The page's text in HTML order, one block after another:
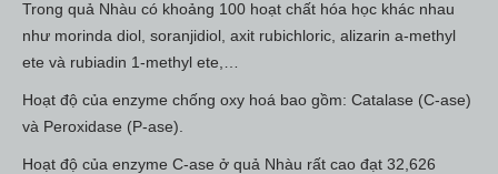
Trong quả Nhàu có khoảng 100 hoạt chất hóa học khác nhau
như morinda diol, soranjidiol, axit rubichloric, alizarin a-methyl
ete và rubiadin 1-methyl ete,…
Hoạt độ của enzyme chống oxy hoá bao gồm: Catalase (C-ase)
và Peroxidase (P-ase).
Hoạt độ của enzyme C-ase ở quả Nhàu rất cao đạt 32,626